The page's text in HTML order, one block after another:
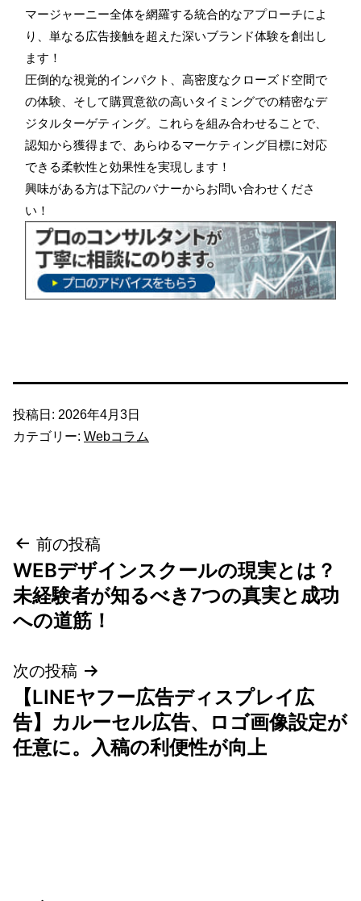
マージャーニー全体を網羅する統合的なアプローチによ
り、単なる広告接触を超えた深いブランド体験を創出し
ます！
圧倒的な視覚的インパクト、高密度なクローズド空間で
の体験、そして購買意欲の高いタイミングでの精密なデ
ジタルターゲティング。これらを組み合わせることで、
認知から獲得まで、あらゆるマーケティング目標に対応
できる柔軟性と効果性を実現します！
興味がある方は下記のバナーからお問い合わせくださ
い！
投稿日: 2026年4月3日
カテゴリー: Webコラム
投
稿
ナ
ビ
ゲ
ー
前の投稿
WEBデザインスクールの現実とは？
未経験者が知るべき7つの真実と成功
への道筋！
次の投稿
【LINEヤフー広告ディスプレイ広
告】カルーセル広告、ロゴ画像設定が
任意に。入稿の利便性が向上